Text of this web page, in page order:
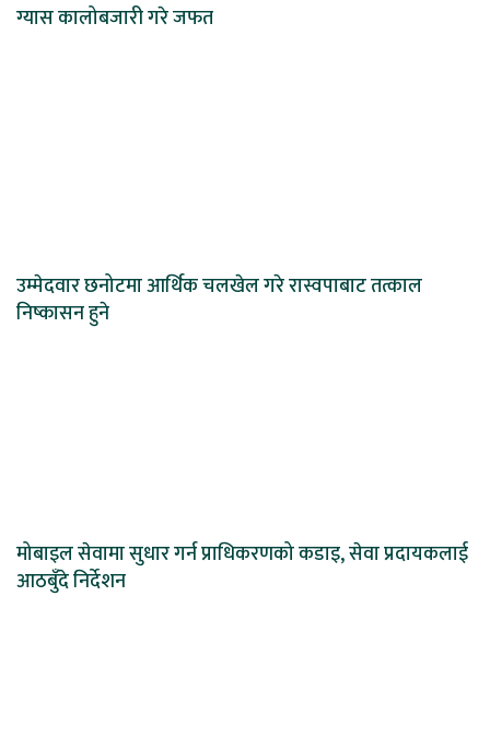
ग्यास कालोबजारी गरे जफत
उम्मेदवार छनोटमा आर्थिक चलखेल गरे रास्वपाबाट तत्काल
निष्कासन हुने
मोबाइल सेवामा सुधार गर्न प्राधिकरणको कडाइ, सेवा प्रदायकलाई
आठबुँदे निर्देशन